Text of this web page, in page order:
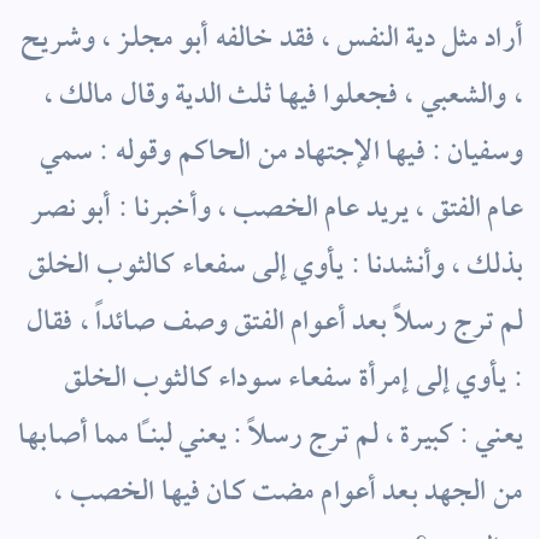
أراد مثل دية النفس ، فقد خالفه أبو مجلز ، وشريح
، والشعبي ، فجعلوا فيها ثلث الدية وقال مالك ،
وسفيان : فيها الإجتهاد من الحاكم وقوله : سمي
عام الفتق ، يريد عام الخصب ، وأخبرنا : أبو نصر
بذلك ، وأنشدنا : يأوي إلى سفعاء كالثوب الخلق
لم ترج رسلاً بعد أعوام الفتق وصف صائداً ، فقال
: يأوي إلى إمرأة سفعاء سوداء كالثوب الخلق
يعني : كبيرة ، لم ترج رسلاً : يعني لبناً مما أصابها
من الجهد بعد أعوام مضت كان فيها الخصب ،